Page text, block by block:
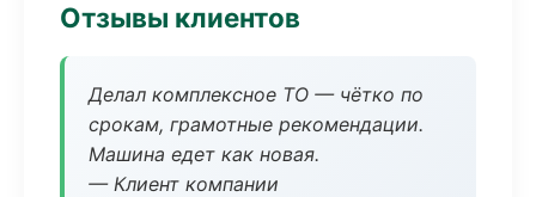
Отзывы клиентов
Делал комплексное ТО — чётко по
срокам, грамотные рекомендации.
Машина едет как новая.
— Клиент компании